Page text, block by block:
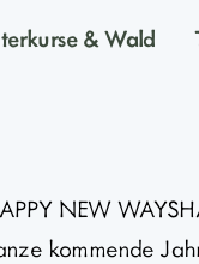
& Wald
NEW
kommende